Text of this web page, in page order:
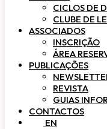
CICLOS DE
CLUBE DE
ASSOCIADOS
INSCRIÇÃO
ÁREA
PUBLICAÇÕES
REVISTA
GUIAS
CONTACTOS
EN